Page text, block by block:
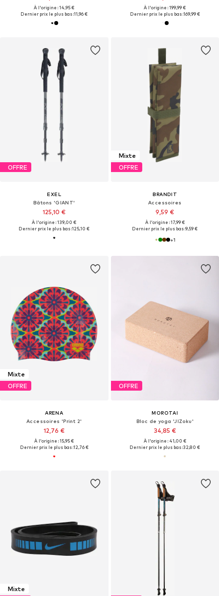
À l'origine : 14,95 €
Dernier prix le plus bas :11,96 €
À l'origine : 199,99 €
Dernier prix le plus bas :169,99 €
OFFRE
EXEL
Bâtons 'GIANT'
125,10 €
À l'origine : 139,00 €
Dernier prix le plus bas :125,10 €
Mixte
OFFRE
BRANDIT
Accessoires
9,59 €
À l'origine : 17,99 €
Dernier prix le plus bas :9,59 €
+1
Mixte
OFFRE
ARENA
Accessoires 'Print 2'
12,76 €
À l'origine : 15,95 €
Dernier prix le plus bas :12,76 €
OFFRE
MOROTAI
Bloc de yoga 'JIZoku'
34,85 €
À l'origine : 41,00 €
Dernier prix le plus bas :32,80 €
Mixte